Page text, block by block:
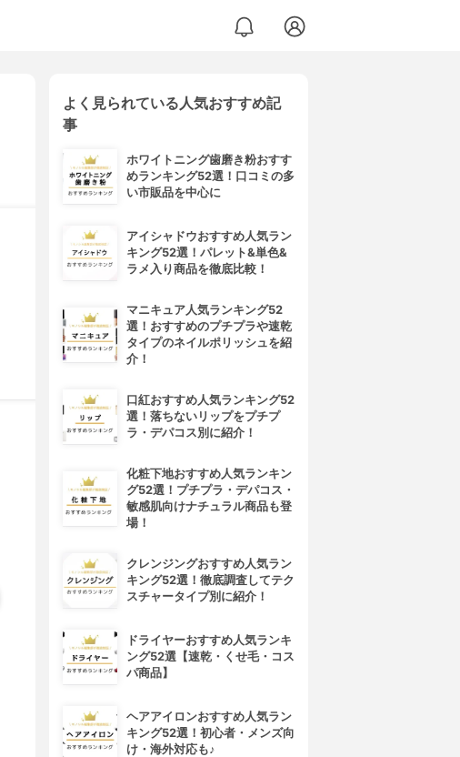
よく見られている人気おすすめ記
事
ホワイトニング歯磨き粉おすす
めランキング52選！口コミの多
い市販品を中心に
アイシャドウおすすめ人気ラン
キング52選！パレット&単色&
ラメ入り商品を徹底比較！
マニキュア人気ランキング52
選！おすすめのプチプラや速乾
タイプのネイルポリッシュを紹
介！
口紅おすすめ人気ランキング52
選！落ちないリップをプチプ
ラ・デパコス別に紹介！
化粧下地おすすめ人気ランキン
グ52選！プチプラ・デパコス・
敏感肌向けナチュラル商品も登
場！
クレンジングおすすめ人気ラン
キング52選！徹底調査してテク
スチャータイプ別に紹介！
ドライヤーおすすめ人気ランキ
ング52選【速乾・くせ毛・コス
パ商品】
ヘアアイロンおすすめ人気ラン
キング52選！初心者・メンズ向
け・海外対応も♪